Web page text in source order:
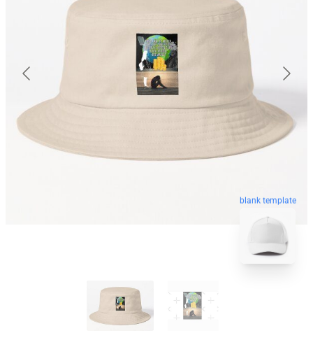
blank template